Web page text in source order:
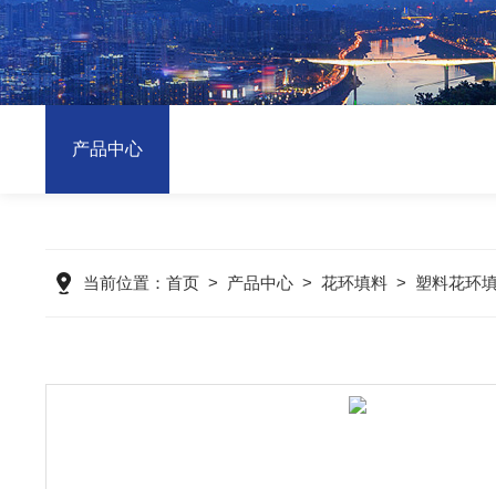
产品中心
当前位置： 首页> 产品中心> 花环填料> 塑料花环